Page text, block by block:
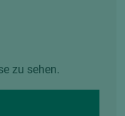
zu sehen.